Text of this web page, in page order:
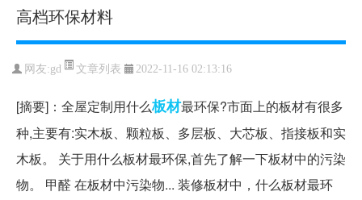
高档环保材料
网友:gd 文章列表 2022-11-16 02:13:16
[摘要]：全屋定制用什么板材最环保?市面上的板材有很多
种,主要有:实木板、颗粒板、多层板、大芯板、指接板和实
木板。 关于用什么板材最环保,首先了解一下板材中的污染
物。 甲醛 在板材中污染物... 装修板材中，什么板材最环